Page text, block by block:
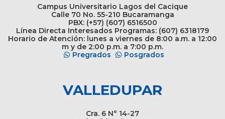
Campus Universitario Lagos del Cacique
Calle 70 No. 55-210 Bucaramanga
PBX: (+57) (607) 6516500
Línea Directa Interesados Programas: (607) 6318179
Horario de Atención: lunes a viernes de 8:00 a.m. a 12:00
m y de 2:00 p.m. a 7:00 p.m.
Pregrados
Posgrados
VALLEDUPAR
Cra. 6 N° 14-27